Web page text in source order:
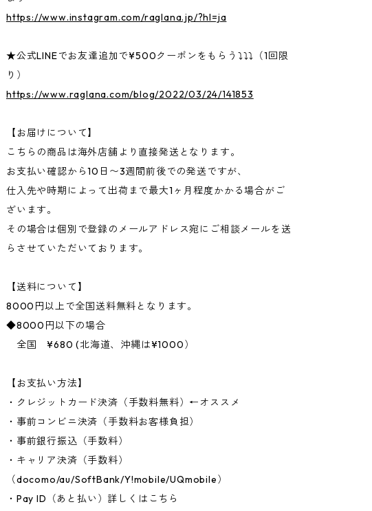
https://www.instagram.com/raglana.jp/?hl=ja
★公式LINEでお友達追加で¥500クーポンをもらう⤵⤵⤵（1回限
り）
https://www.raglana.com/blog/2022/03/24/141853
【お届けについて】
こちらの商品は海外店舗より直接発送となります。
お支払い確認から10日〜3週間前後での発送ですが、
仕入先や時期によって出荷まで最大1ヶ月程度かかる場合がご
ざいます。
その場合は個別で登録のメールアドレス宛にご相談メールを送
らさせていただいております。
【送料について】
8000円以上で全国送料無料となります。
◆8000円以下の場合
全国 ¥680 (北海道、沖縄は¥1000）
【お支払い方法】
・クレジットカード決済（手数料無料）←オススメ
・事前コンビニ決済（手数料お客様負担）
・事前銀行振込（手数料）
・キャリア決済（手数料）
（docomo/au/SoftBank/Y!mobile/UQmobile）
・Pay ID（あと払い）詳しくはこちら